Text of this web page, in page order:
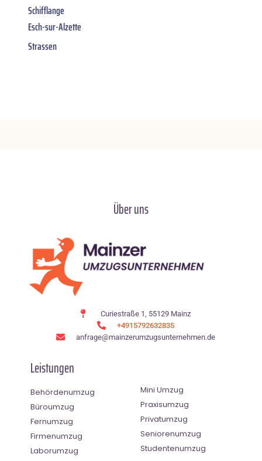
Schifflange
Esch-sur-Alzette
Strassen
Über uns
Curiestraße 1, 55129 Mainz
+4915792632835
anfrage@mainzerumzugsunternehmen.de
Leistungen
Behördenumzug
Büroumzug
Fernumzug
Firmenumzug
Laborumzug
Mini Umzug
Praxisumzug
Privatumzug
Seniorenumzug
Studentenumzug